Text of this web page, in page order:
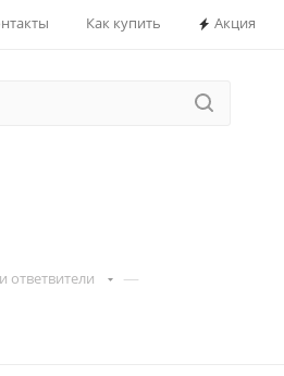
Как купить Акция
ответвители —